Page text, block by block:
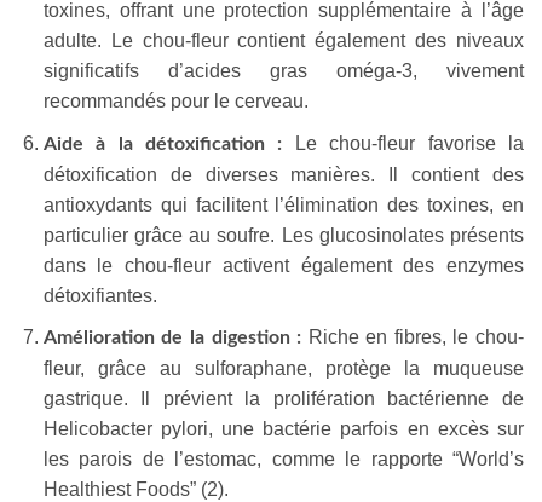
toxines, offrant une protection supplémentaire à l’âge
adulte. Le chou-fleur contient également des niveaux
significatifs d’acides gras oméga-3, vivement
recommandés pour le cerveau.
Aide à la détoxification : Le chou-fleur favorise la
détoxification de diverses manières. Il contient des
antioxydants qui facilitent l’élimination des toxines, en
particulier grâce au soufre. Les glucosinolates présents
dans le chou-fleur activent également des enzymes
détoxifiantes.
Amélioration de la digestion : Riche en fibres, le chou-
fleur, grâce au sulforaphane, protège la muqueuse
gastrique. Il prévient la prolifération bactérienne de
Helicobacter pylori, une bactérie parfois en excès sur
les parois de l’estomac, comme le rapporte “World’s
Healthiest Foods” (2).